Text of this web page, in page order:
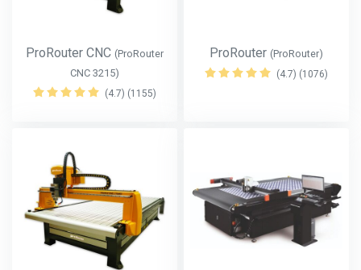
ProRouter CNC (ProRouter
CNC 3215)
(4.7) (1155)
ProRouter (ProRouter)
(4.7) (1076)